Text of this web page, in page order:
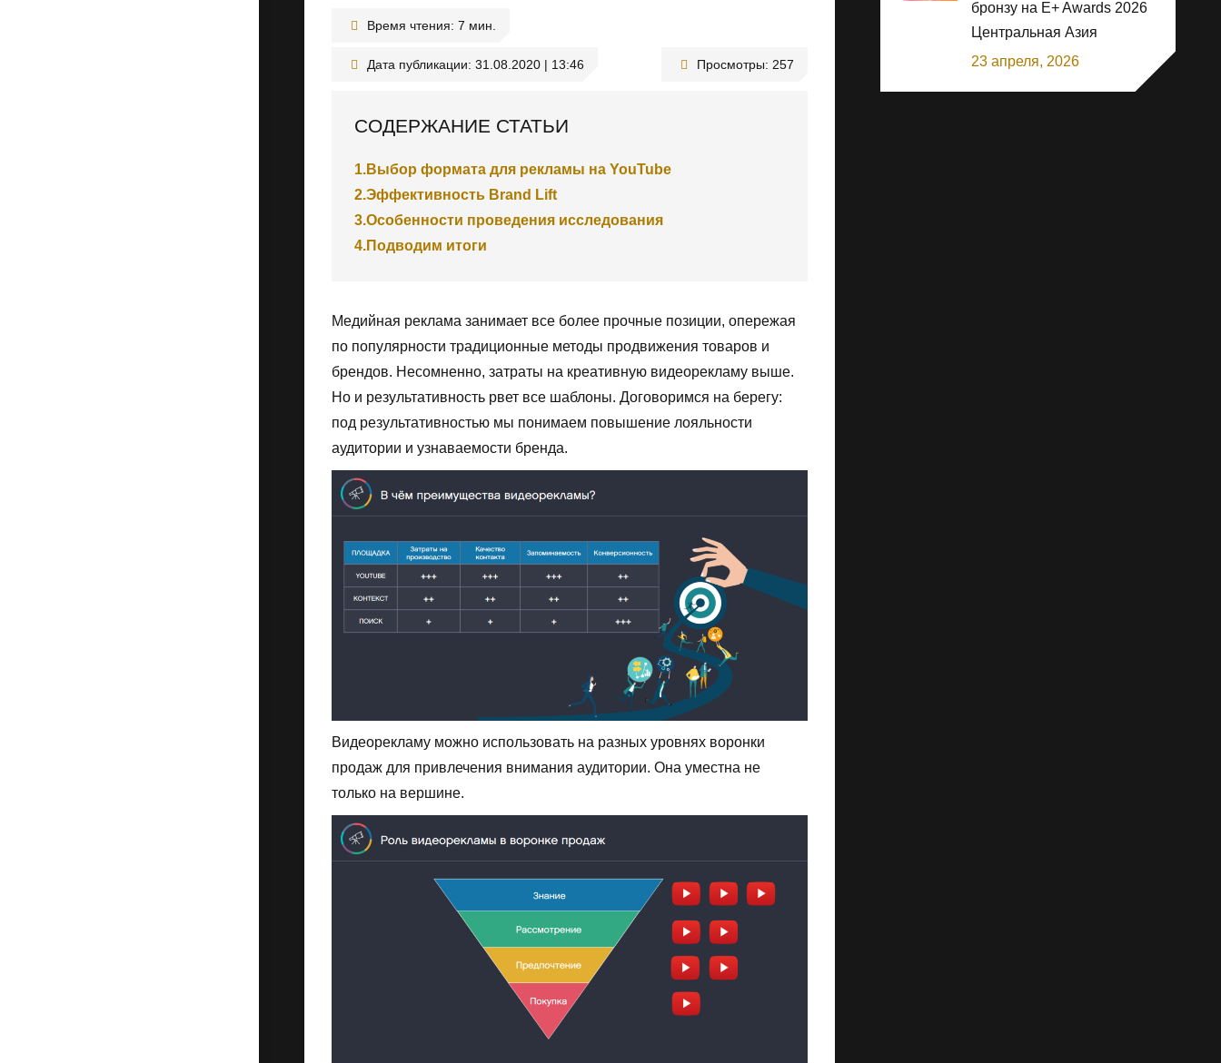
Время чтения:
Дата публикации: 31.08.2020 | 13:46 Просмотры: 257
СОДЕРЖАНИЕ СТАТЬИ
1.Выбор формата для рекламы на YouTube
2.Эффективность Brand Lift
3.Особенности проведения исследования
4.Подводим итоги
Медийная реклама занимает все более прочные позиции, опережая
по популярности традиционные методы продвижения товаров и
брендов. Несомненно, затраты на креативную видеорекламу выше.
Но и результативность рвет все шаблоны. Договоримся на берегу:
под результативностью мы понимаем повышение лояльности
аудитории и узнаваемости бренда.
Видеорекламу можно использовать на разных уровнях воронки
продаж для привлечения внимания аудитории. Она уместна не
только на вершине.
бронзу на E+ Awards 2026
Центральная Азия
23 апреля, 2026